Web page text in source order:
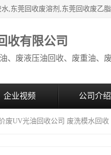
收有限公司
企业视频 公司介绍
废UV光油回收公司 废洗模水回收